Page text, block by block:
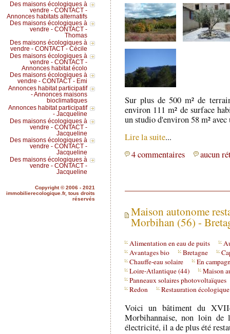
Sur plus de 500 m² de
environ 111 m² de surface
un studio d'environ 58 m²
Lire la suite...
4 commentaires
aucun
Maison autonome
Morbihan (56) -
Alimentation en eau de puits
Avantages bio
Bretagne
Chauffe-eau solaire
En
Loire-Atlantique (44)
Maison
Panneaux solaires photovoltaïques
Redon
Restauration écologique
Voici un bâtiment du
Morbihannaise, non loin
électricité, il a de plus été
Des maisons écologiques à
vendre - CONTACT -
Annonces habitats alternatifs
Des maisons écologiques à
vendre - CONTACT -
Thomas
Des maisons écologiques à
vendre - CONTACT - Cécile
Des maisons écologiques à
vendre - CONTACT -
Annonces habitat écolo
Des maisons écologiques à
vendre - CONTACT - Emi
Annonces habitat participatif
- Annonces maisons
bioclimatiques
Annonces habitat participatif
- Jacqueline
Des maisons écologiques à
vendre - CONTACT -
Jacqueline
Des maisons écologiques à
vendre - CONTACT -
Jacqueline
Des maisons écologiques à
vendre - CONTACT -
Jacqueline
Copyright © 2006 - 2021
immobilierecologique.fr, tous droits
réservés